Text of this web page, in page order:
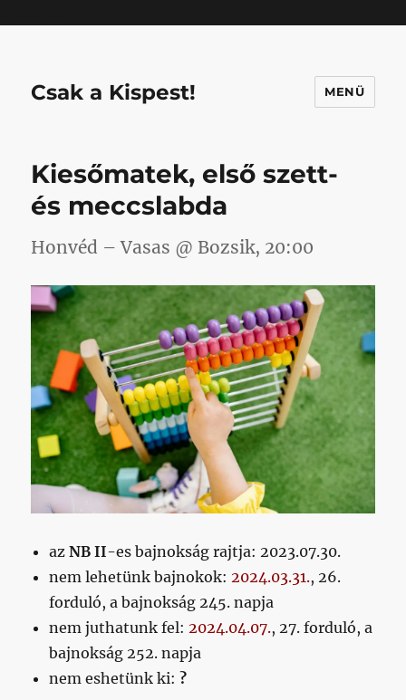
Csak a Kispest! MENÜ
Kiesőmatek, első szett-
és meccslabda
Honvéd – Vasas @ Bozsik, 20:00
azNB II-es bajnokság rajtja: 2023.07.30.
nem lehetünk bajnokok:2024.03.31., 26.
forduló, a bajnokság 245. napja
nem juthatunk fel:2024.04.07., 27. forduló, a
bajnokság 252. napja
nem eshetünk ki: ?